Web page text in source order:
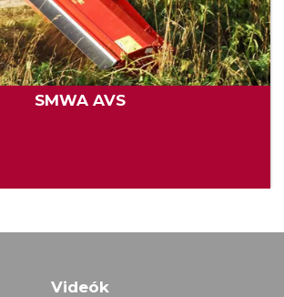
SZÁR- ÉS NYESEDÉKZÚZÓK
SMWA AVS
Videók